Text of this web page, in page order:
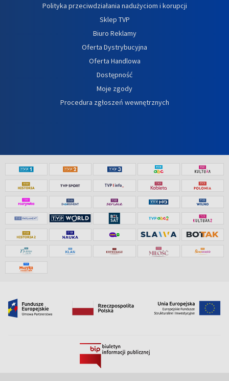
Polityka przeciwdziałania nadużyciom i korupcji
Sklep TVP
Biuro Reklamy
Oferta Dystrybucyjna
Oferta Handlowa
Dostępność
Moje zgody
Procedura zgłoszeń wewnętrznych